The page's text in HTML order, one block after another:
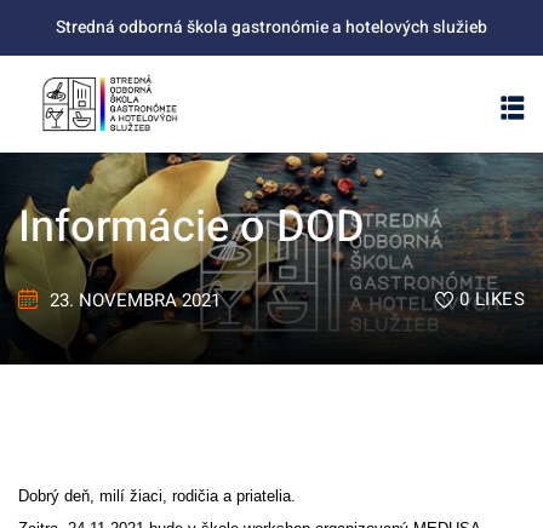
content
Stredná odborná škola gastronómie a hotelových služieb
Informácie o DOD
23. NOVEMBRA 2021 0LIKES
Dobrý deň, milí žiaci, rodičia a priatelia.